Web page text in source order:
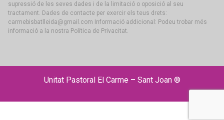
supressió de les seves dades i de la limitació o oposició al seu
tractament. Dades de contacte per exercir els teus drets:
carmebisbatlleida@gmail.com Informació addicional: Podeu trobar més
informació a la nostra Política de Privacitat.
Unitat Pastoral El Carme – Sant Joan ®